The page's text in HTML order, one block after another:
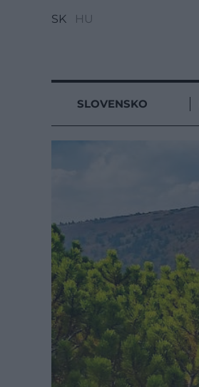
SK HU
SLOVENSKO